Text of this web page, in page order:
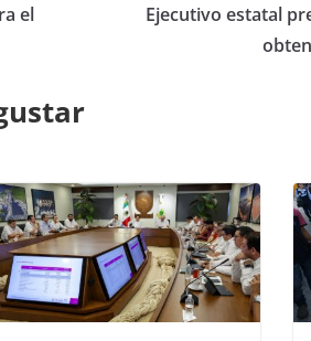
el
Ejecutivo estatal